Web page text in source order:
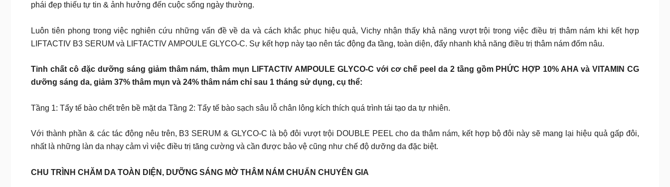
phái đẹp thiếu tự tin & ảnh hưởng đến cuộc sống ngày thường.
Luôn tiên phong trong việc nghiên cứu những vấn đề về da và cách khắc phục hiệu quả, Vichy nhận thấy khả năng vượt trội trong việc điều trị thâm nám khi kết hợp
LIFTACTIV B3 SERUM và LIFTACTIV AMPOULE GLYCO-C. Sự kết hợp này tạo nên tác động đa tầng, toàn diện, đẩy nhanh khả năng điều trị thâm nám đốm nâu.
Tinh chất cô đặc dưỡng sáng giảm thâm nám, thâm mụn LIFTACTIV AMPOULE GLYCO-C với cơ chế peel da 2 tầng gồm PHỨC HỢP 10% AHA và VITAMIN CG
dưỡng sáng da, giảm 37% thâm mụn và 24% thâm nám chỉ sau 1 tháng sử dụng, cụ thể:
Tầng 1: Tẩy tế bào chết trên bề mặt da Tầng 2: Tẩy tế bào sạch sâu lỗ chân lông kích thích quá trình tái tạo da tự nhiên.
Với thành phần & các tác động nêu trên, B3 SERUM & GLYCO-C là bộ đôi vượt trội DOUBLE PEEL cho da thâm nám, kết hợp bộ đôi này sẽ mang lại hiệu quả gấp đôi,
nhất là những làn da nhạy cảm vì việc điều trị tăng cường và cần được bảo vệ cũng như chế độ dưỡng da đặc biệt.
CHU TRÌNH CHĂM DA TOÀN DIỆN, DƯỠNG SÁNG MỜ THÂM NÁM CHUẨN CHUYÊN GIA